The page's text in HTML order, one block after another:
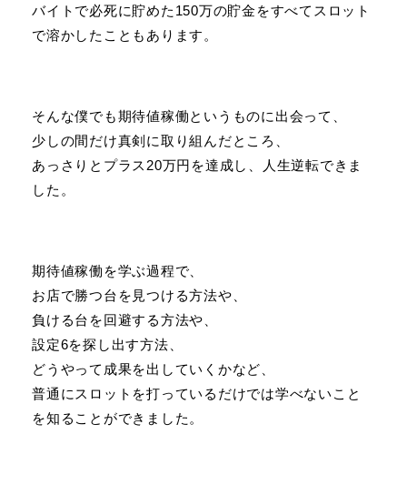
バイトで必死に貯めた150万の貯金をすべてスロット
で溶かしたこともあります。
そんな僕でも期待値稼働というものに出会って、
少しの間だけ真剣に取り組んだところ、
あっさりとプラス20万円を達成し、人生逆転できま
した。
期待値稼働を学ぶ過程で、
お店で勝つ台を見つける方法や、
負ける台を回避する方法や、
設定6を探し出す方法、
どうやって成果を出していくかなど、
普通にスロットを打っているだけでは学べないこと
を知ることができました。